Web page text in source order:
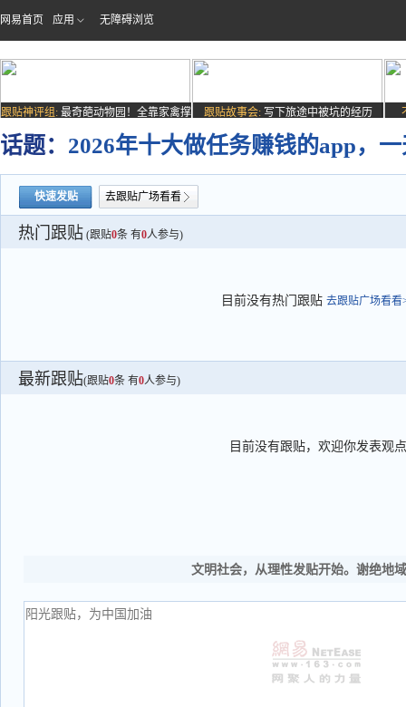
网易首页 应用 无障碍浏览
跟贴神评组: 最奇葩动物园！全靠家禽撑
跟贴故事会: 写下旅途中被坑的经历
话题： 2026年十大做任务赚钱的app，
快速发贴 去跟贴广场看看
热门跟贴 (跟贴0条 有0人参与)
目前没有热门跟贴 去跟贴广场看看
最新跟贴(跟贴0条 有0人参与)
目前没有跟贴，欢迎你发表观点
文明社会，从理性发贴开始。谢绝地